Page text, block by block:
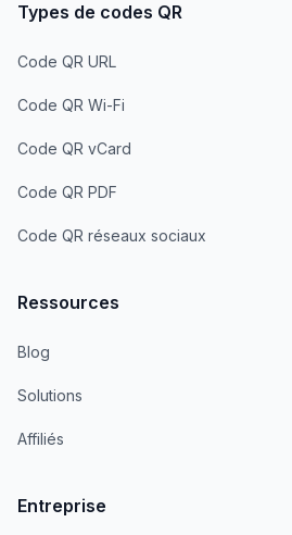
Types de codes QR
Code QR URL
Code QR Wi-Fi
Code QR vCard
Code QR PDF
Code QR réseaux sociaux
Ressources
Blog
Solutions
Affiliés
Entreprise